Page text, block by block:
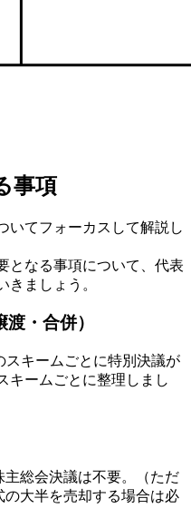
事項
いてフォーカスして解説し
となる事項について、代表
きましょう。
・合併）
キームごとに特別決議が
キームごとに整理しまし
主総会決議は不要。（ただ
の大半を売却する場合は必